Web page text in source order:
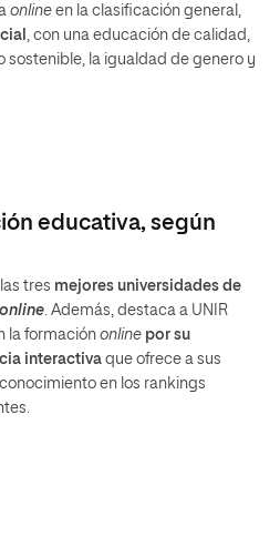
online en la clasificación general,
, con una educación de calidad,
sostenible, la igualdad de genero y
educativa, según
tres mejores universidades de
online. Además, destaca a UNIR
la formación online por su
interactiva que ofrece a sus
en los rankings